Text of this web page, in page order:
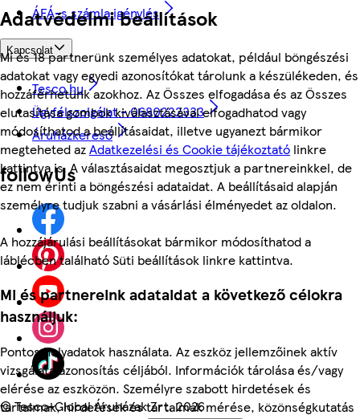
Adatvédelmi beállítások
Mi és 18 partnerünk személyes adatokat, például böngészési
adatokat vagy egyedi azonosítókat tárolunk a készülékeden, és
hozzáférhetünk azokhoz. Az Összes elfogadása és az Összes
elutasítása gombok kiválasztásával elfogadhatod vagy
módosíthatod a beállításaidat, illetve ugyanezt bármikor
megteheted azAdatkezelési és Cookie tájékoztató linkre
kattintva is. A választásaidat megosztjuk a partnereinkkel, de
ez nem érinti a böngészési adataidat. A beállításaid alapján
személyre tudjuk szabni a vásárlási élményedet az oldalon.
A hozzájárulási beállításokat bármikor módosíthatod a
láblécben található Süti beállítások linkre kattintva.
Mi és partnereink adataidat a következő célokra
használjuk:
Pontos helyadatok használata. Az eszköz jellemzőinek aktív
vizsgálata azonosítás céljából. Információk tárolása és/vagy
elérése az eszközön. Személyre szabott hirdetések és
tartalmak, hirdetések és tartalmak mérése, közönségkutatás
ÁFÁ-s számla igénylés
Kapcsolat
Tesco.hu
Ügyfélszolgálat - 0680222333
Áruházkereső
followUs
©Tesco-Global Áruházak Zrt. 2026